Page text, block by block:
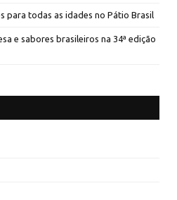
para todas as idades no Pátio Brasil
e sabores brasileiros na 34ª edição